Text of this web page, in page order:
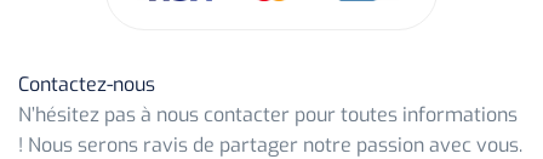
Contactez-nous
N’hésitez pas à nous contacter pour toutes informations
! Nous serons ravis de partager notre passion avec vous.